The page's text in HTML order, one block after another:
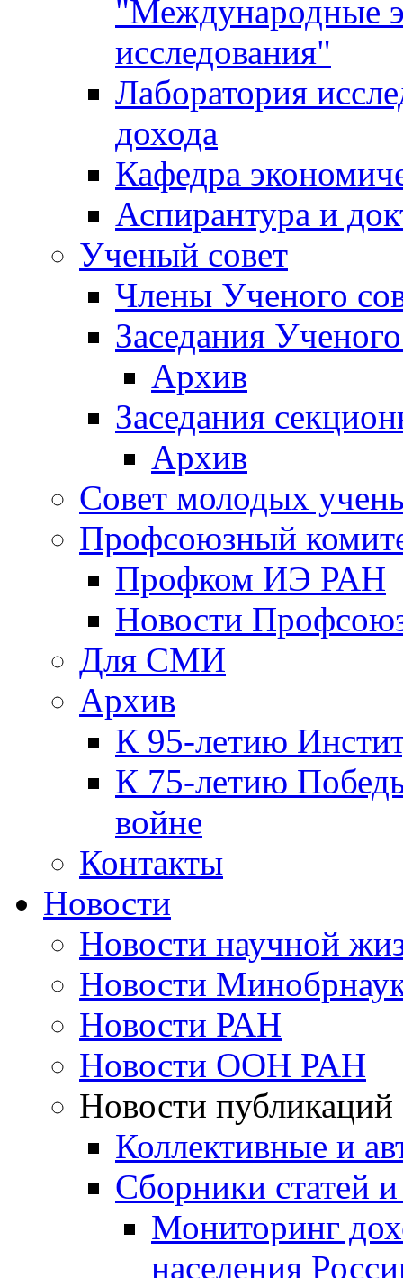
"Международные
исследования"
Лаборатория
дохода
Кафедра
Аспирантура и
Ученый совет
Члены Ученого
Заседания
Архив
Заседания
Архив
Совет молодых
Профсоюзный
Профком ИЭ РАН
Новости
Для СМИ
Архив
К 95-летию
К 75-летию
войне
Контакты
Новости
Новости научной
Новости
Новости РАН
Новости ООН РАН
Новости публикаций
Коллективные и
Сборники статей
Мониторинг
населения